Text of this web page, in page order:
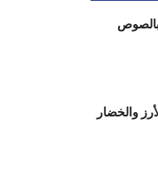
والخضار